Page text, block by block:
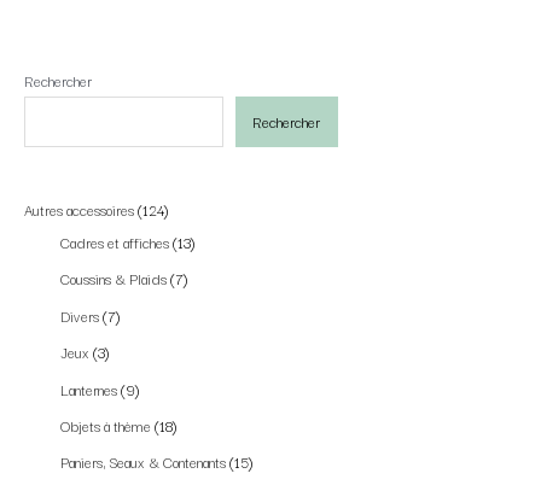
Rechercher
Rechercher
Autres accessoires 124
Cadres et affiches 13
Coussins & Plaids 7
Divers 7
Jeux 3
Lanternes 9
Objets à thème 18
Paniers, Seaux & Contenants 15